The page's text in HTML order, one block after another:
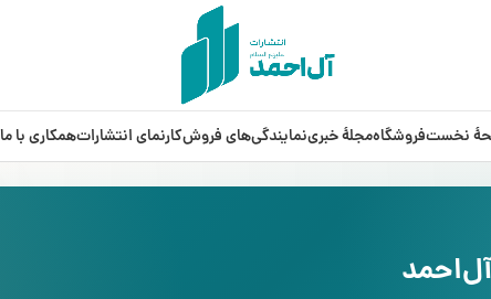
نخستفروشگاهمجلۀ خبرینمایندگی‌های فروشکارنمای انتشاراتهمکاری با ما